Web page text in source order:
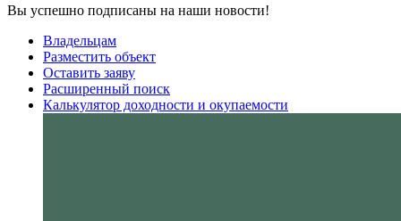
Вы успешно подписаны на наши новости!
Владельцам
Разместить объект
Оставить заяву
Расширенный поиск
Калькулятор доходности и окупаемости